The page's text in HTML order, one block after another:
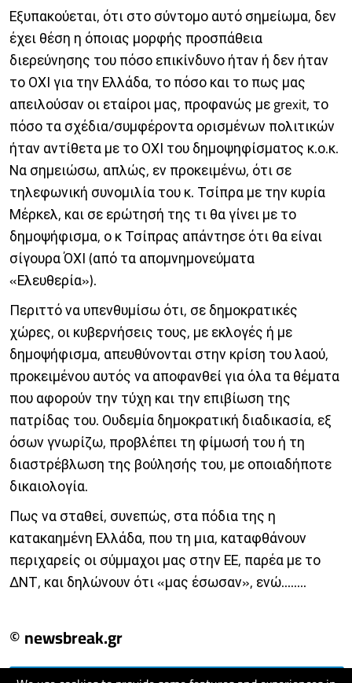
Εξυπακούεται, ότι στο σύντομο αυτό σημείωμα, δεν
έχει θέση η όποιας μορφής προσπάθεια
διερεύνησης του πόσο επικίνδυνο ήταν ή δεν ήταν
το ΟΧΙ για την Ελλάδα, το πόσο και το πως μας
απειλούσαν οι εταίροι μας, προφανώς με grexit, το
πόσο τα σχέδια/συμφέροντα ορισμένων πολιτικών
ήταν αντίθετα με το ΟΧΙ του δημοψηφίσματος κ.ο.κ.
Να σημειώσω, απλώς, εν προκειμένω, ότι σε
τηλεφωνική συνομιλία του κ. Τσίπρα με την κυρία
Μέρκελ, και σε ερώτησή της τι θα γίνει με το
δημοψήφισμα, ο κ Τσίπρας απάντησε ότι θα είναι
σίγουρα ΌΧΙ (από τα απομνημονεύματα
«Ελευθερία»).
Περιττό να υπενθυμίσω ότι, σε δημοκρατικές
χώρες, οι κυβερνήσεις τους, με εκλογές ή με
δημοψήφισμα, απευθύνονται στην κρίση του λαού,
προκειμένου αυτός να αποφανθεί για όλα τα θέματα
που αφορούν την τύχη και την επιβίωση της
πατρίδας του. Ουδεμία δημοκρατική διαδικασία, εξ
όσων γνωρίζω, προβλέπει τη φίμωσή του ή τη
διαστρέβλωση της βούλησής του, με οποιαδήποτε
δικαιολογία.
Πως να σταθεί, συνεπώς, στα πόδια της η
κατακαημένη Ελλάδα, που τη μια, καταφθάνουν
περιχαρείς οι σύμμαχοι μας στην ΕΕ, παρέα με το
ΔΝΤ, και δηλώνουν ότι «μας έσωσαν», ενώ........
© newsbreak.gr